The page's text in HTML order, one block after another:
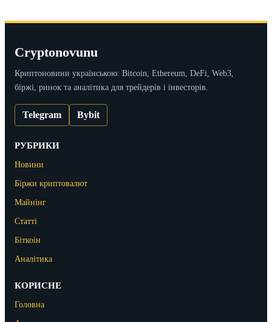
Cryptonovunu
Криптоновини українською: Bitcoin, Ethereum, DeFi, Web3,
біржі, ринок та аналітика для трейдерів і інвесторів.
Telegram Bybit
РУБРИКИ
Новини
Біржи криптовалют
Майнінг
Статті
Біткоін
Аналітика
КОРИСНЕ
Головна